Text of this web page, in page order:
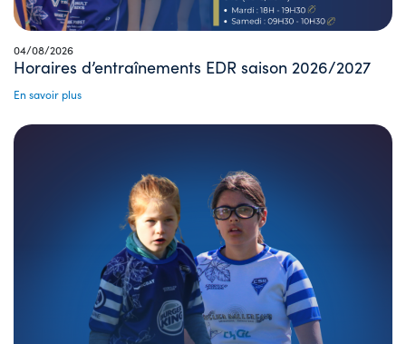
04/08/2026
Horaires d’entraînements EDR saison 2026/2027
En savoir plus